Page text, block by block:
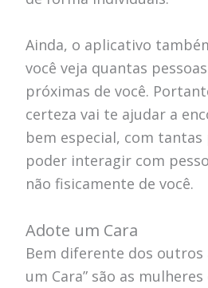
Ainda, o aplicativo
você veja quantas
próximas de você.
certeza vai te ajudar a
bem especial, com
poder interagir com
não fisicamente de você.
Adote um Cara
Bem diferente dos outros
um Cara” são as